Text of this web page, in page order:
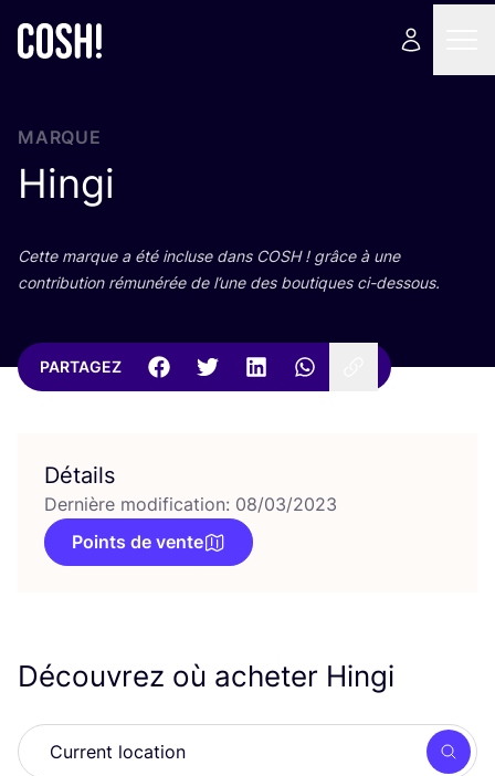
MARQUE
Hingi
Cette marque a été incluse dans COSH! grâce à une
contri­bu­tion rému­né­rée de l’une des bou­tiques ci-dessous.
PARTAGEZ
Détails
Dernière modification: 08/03/2023
Points de vente
Découvrez où acheter Hingi